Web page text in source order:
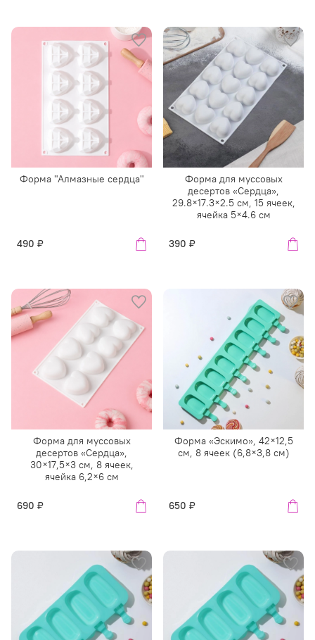
Форма "Алмазные сердца"
490 ₽
Форма для муссовых
десертов «Сердца»,
29.8×17.3×2.5 см, 15 ячеек,
ячейка 5×4.6 см
390 ₽
Форма для муссовых
десертов «Сердца»,
30×17,5×3 см, 8 ячеек,
ячейка 6,2×6 см
690 ₽
Форма «Эскимо», 42×12,5
см, 8 ячеек (6,8×3,8 см)
650 ₽